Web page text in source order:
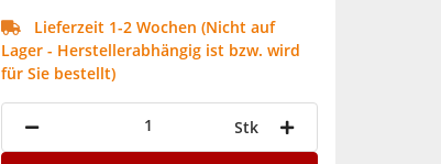
Stk
Lieferzeit 1-2 Wochen (Nicht auf
Lager - Herstellerabhängig ist bzw. wird
für Sie bestellt)